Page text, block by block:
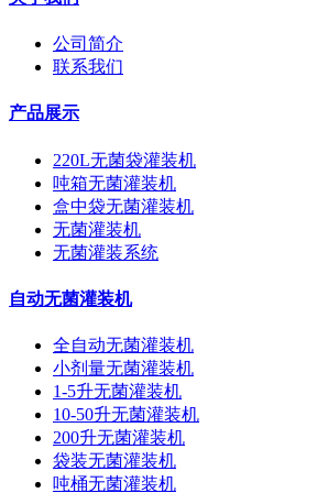
公司简介
联系我们
产品展示
220L无菌袋灌装机
吨箱无菌灌装机
盒中袋无菌灌装机
无菌灌装机
无菌灌装系统
自动无菌灌装机
全自动无菌灌装机
小剂量无菌灌装机
1-5升无菌灌装机
10-50升无菌灌装机
200升无菌灌装机
袋装无菌灌装机
吨桶无菌灌装机